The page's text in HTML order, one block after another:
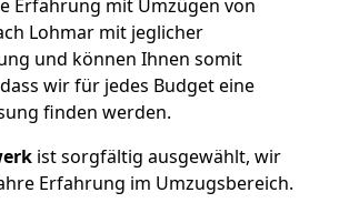
Erfahrung mit Umzügen von
Lohmar mit jeglicher
und können Ihnen somit
wir für jedes Budget eine
finden werden.
ist sorgfältig ausgewählt, wir
Erfahrung im Umzugsbereich.